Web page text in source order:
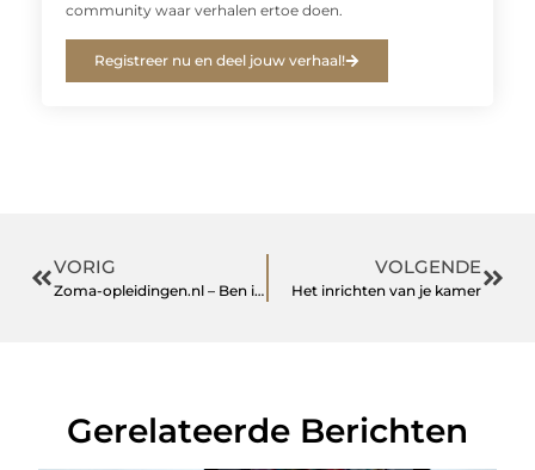
community waar verhalen ertoe doen.
Registreer nu en deel jouw verhaal!
VORIG
Zoma-opleidingen.nl – Ben ik hoogsensitief?
VOLGENDE
Het inrichten van je kamer
Gerelateerde Berichten